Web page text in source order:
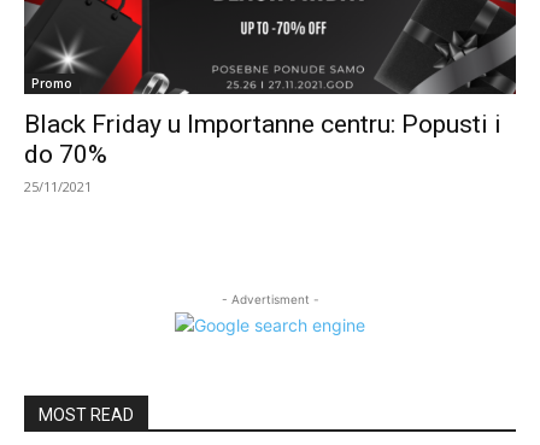
Promo
Black Friday u Importanne centru: Popusti i
do 70%
25/11/2021
- Advertisment -
MOST READ